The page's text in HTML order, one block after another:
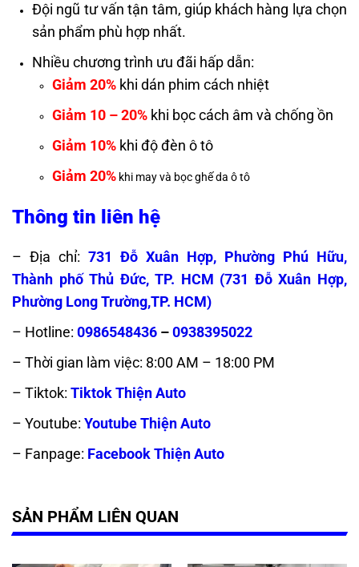
Đội ngũ tư vấn tận tâm, giúp khách hàng lựa chọn
sản phẩm phù hợp nhất.
Nhiều chương trình ưu đãi hấp dẫn:
Giảm 20% khi dán phim cách nhiệt
Giảm 10 – 20% khi bọc cách âm và chống ồn
Giảm 10% khi độ đèn ô tô
Giảm 20% khi may và bọc ghế da ô tô
Thông tin liên hệ
– Địa chỉ: 731 Đỗ Xuân Hợp, Phường Phú Hữu,
Thành phố Thủ Đức, TP. HCM (731 Đỗ Xuân Hợp,
Phường Long Trường,TP. HCM)
– Hotline: 0986548436 –0938395022
– Thời gian làm việc: 8:00 AM – 18:00 PM
– Tiktok: Tiktok Thiện Auto
– Youtube: Youtube Thiện Auto
– Fanpage: Facebook Thiện Auto
SẢN PHẨM LIÊN QUAN